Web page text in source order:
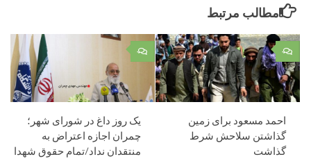
مطالب مرتبط
۰
یک روز داغ در شورای شهر؛
چمران اجازه اعتراض به
منتقدان نداد/تمام حقوق شهدا
۰
احمد مسعود برای زمین
گذاشتن سلاحش شرط
گذاشت